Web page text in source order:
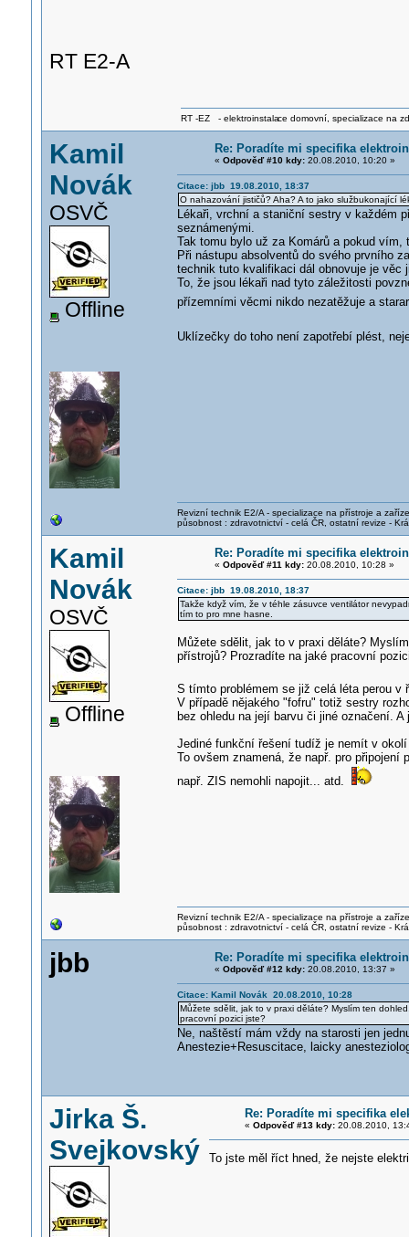
RT E2-A
RT -EZ - elektroinstalace domovní, specializace na
Kamil
Novák
OSVČ
Offline
Re: Poradíte mi specifika
« Odpověď #10 kdy:20.08.2010, 10:20 »
Citace: jbb 19.08.2010, 18:37
O nahazování jističů? Aha? A to jako službukonající
Lékaři, vrchní a staniční sestry v každém
seznámenými.
Tak tomu bylo už za Komárů a pokud
Při nástupu absolventů do svého prvního
technik tuto kvalifikaci dál obnovuje je věc
To, že jsou lékaři nad tyto záležitosti
přízemními věcmi nikdo nezatěžuje a
Uklízečky do toho není zapotřebí plést,
Revizní technik E2/A - specializace na přístroje a
působnost : zdravotnictví - celá ČR, ostatní revize -
Kamil
Novák
OSVČ
Offline
Re: Poradíte mi specifika
« Odpověď #11 kdy:20.08.2010, 10:28 »
Citace: jbb 19.08.2010, 18:37
Takže když vím, že v téhle zásuvce ventilátor
tím to pro mne hasne.
Můžete sdělit, jak to v praxi děláte?
přístrojů? Prozradíte na jaké pracovní
S tímto problémem se již celá léta perou
V případě nějakého "fofru" totiž sestry
bez ohledu na její barvu či jiné označení.
Jediné funkční řešení tudíž je nemít v
To ovšem znamená, že např. pro
např. ZIS nemohli napojit... atd.
Revizní technik E2/A - specializace na přístroje a
působnost : zdravotnictví - celá ČR, ostatní revize -
jbb Re: Poradíte mi specifika
« Odpověď #12 kdy:20.08.2010, 13:37 »
Citace: Kamil Novák 20.08.2010, 10:28
Můžete sdělit, jak to v praxi děláte? Myslím ten
pracovní pozici jste?
Ne, naštěstí mám vždy na starosti jen
Anestezie+Resuscitace, laicky
Jirka Š.
Svejkovský
Re: Poradíte mi specifika
« Odpověď #13 kdy:20.08.2010,
To jste měl říct hned, že nejste